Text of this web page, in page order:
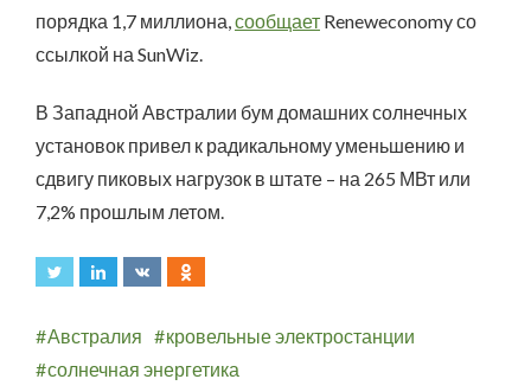
порядка 1,7 миллиона,сообщает Reneweconomy со
ссылкой на SunWiz.
В Западной Австралии бум домашних солнечных
установок привел к радикальному уменьшению и
сдвигу пиковых нагрузок в штате – на 265 МВт или
7,2% прошлым летом.
Австралия
кровельные электростанции
солнечная энергетика